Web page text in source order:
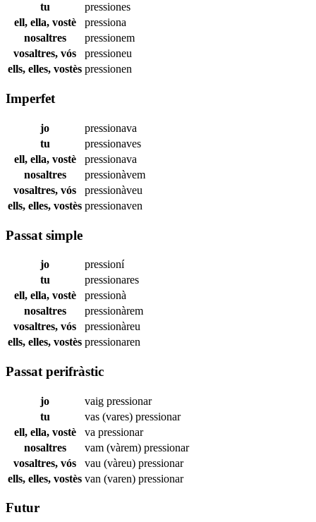
tu
pressiones
ell, ella, vostè
pressiona
nosaltres
pressionem
vosaltres, vós
pressioneu
ells, elles, vostès pressionen
Imperfet
jo
pressionava
tu
pressionaves
ell, ella, vostè
pressionava
nosaltres
pressionàvem
vosaltres, vós
pressionàveu
ells, elles, vostès pressionaven
Passat simple
jo
pressioní
tu
pressionares
ell, ella, vostè
pressionà
nosaltres
pressionàrem
vosaltres, vós
pressionàreu
ells, elles, vostès pressionaren
Passat perifràstic
jo vaig pressionar
tu
vas (vares) pressionar
ell, ella, vostè
va pressionar
nosaltres
vam (vàrem) pressionar
vosaltres, vós
vau (vàreu) pressionar
ells, elles, vostès van (varen) pressionar
Futur